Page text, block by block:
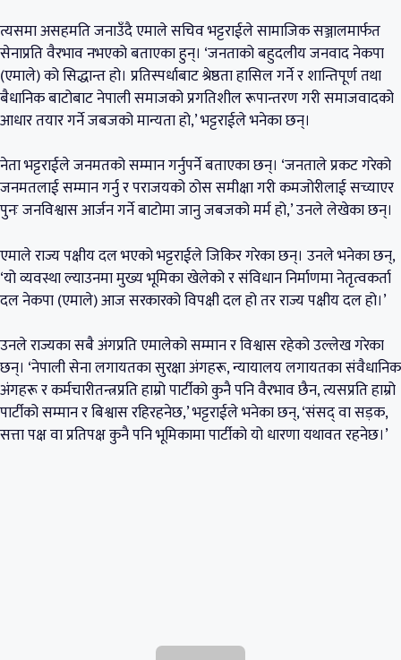
त्यसमा असहमति जनाउँदै एमाले सचिव भट्टराईले सामाजिक सञ्जालमार्फत
सेनाप्रति वैरभाव नभएको बताएका हुन्। ‘जनताको बहुदलीय जनवाद नेकपा
(एमाले) को सिद्धान्त हो। प्रतिस्पर्धाबाट श्रेष्ठता हासिल गर्ने र शान्तिपूर्ण तथा
बैधानिक बाटोबाट नेपाली समाजको प्रगतिशील रूपान्तरण गरी समाजवादको
आधार तयार गर्ने जबजको मान्यता हो,’ भट्टराईले भनेका छन्।
नेता भट्टराईले जनमतको सम्मान गर्नुपर्ने बताएका छन्। ‘जनताले प्रकट गरेको
जनमतलाई सम्मान गर्नु र पराजयको ठोस समीक्षा गरी कमजोरीलाई सच्याएर
पुनः जनविश्वास आर्जन गर्ने बाटोमा जानु जबजको मर्म हो,’ उनले लेखेका छन्।
एमाले राज्य पक्षीय दल भएको भट्टराईले जिकिर गरेका छन्। उनले भनेका छन्,
‘यो व्यवस्था ल्याउनमा मुख्य भूमिका खेलेको र संविधान निर्माणमा नेतृत्वकर्ता
दल नेकपा (एमाले) आज सरकारको विपक्षी दल हो तर राज्य पक्षीय दल हो।’
उनले राज्यका सबै अंगप्रति एमालेको सम्मान र विश्वास रहेको उल्लेख गरेका
छन्। ‘नेपाली सेना लगायतका सुरक्षा अंगहरू, न्यायालय लगायतका संवैधानिक
अंगहरू र कर्मचारीतन्त्रप्रति हाम्रो पार्टीको कुनै पनि वैरभाव छैन, त्यसप्रति हाम्रो
पार्टीको सम्मान र बिश्वास रहिरहनेछ,’ भट्टराईले भनेका छन्, ‘संसद् वा सड़क,
सत्ता पक्ष वा प्रतिपक्ष कुनै पनि भूमिकामा पार्टीको यो धारणा यथावत रहनेछ।’